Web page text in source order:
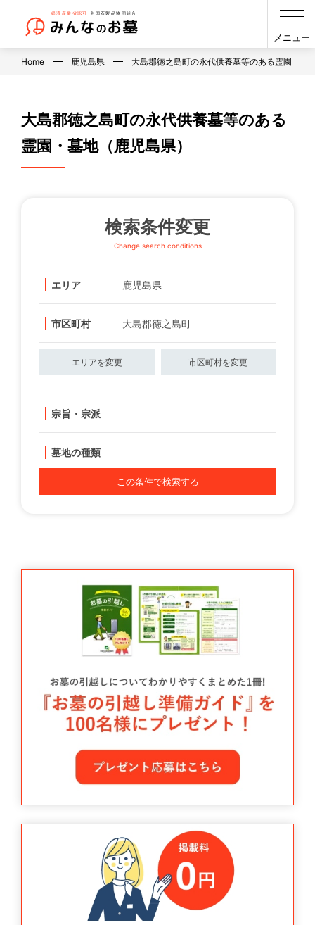
メニュー
Home 鹿児島県 大島郡徳之島町の永代供養墓等のある霊園・墓
大島郡徳之島町の永代供養墓等のある
霊園・墓地（鹿児島県）
検索条件変更
Change search conditions
エリア 鹿児島県
市区町村 大島郡徳之島町
エリアを変更 市区町村を変更
宗旨・宗派
墓地の種類
この条件で検索する